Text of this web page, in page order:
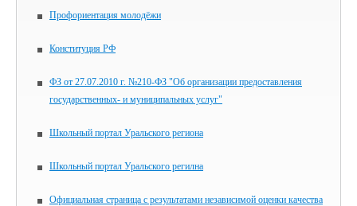
Профориентация молодёжи
Конституция РФ
ФЗ от 27.07.2010 г. №210-ФЗ "Об организации предоставления
государственных- и муниципальных услуг"
Школьный портал Уральского региона
Школьный портал Уральского регилна
Официальная страница с результатами независимой оценки качества